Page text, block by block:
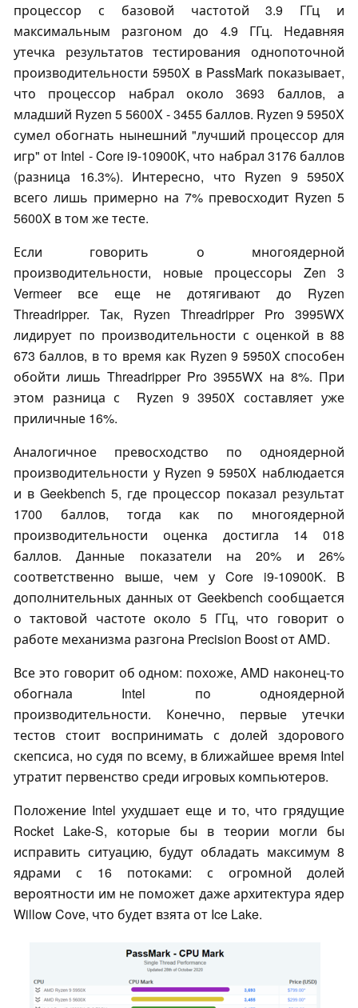
процессор с базовой частотой 3.9 ГГц и
максимальным разгоном до 4.9 ГГц. Недавняя
утечка результатов тестирования однопоточной
производительности 5950X в PassMark показывает,
что процессор набрал около 3693 баллов, а
младший Ryzen 5 5600X - 3455 баллов. Ryzen 9 5950X
сумел обогнать нынешний "лучший процессор для
игр" от Intel - Core i9-10900K, что набрал 3176 баллов
(разница 16.3%). Интересно, что Ryzen 9 5950X
всего лишь примерно на 7% превосходит Ryzen 5
5600X в том же тесте.
Если говорить о многоядерной
производительности, новые процессоры Zen 3
Vermeer все еще не дотягивают до Ryzen
Threadripper. Так, Ryzen Threadripper Pro 3995WX
лидирует по производительности с оценкой в 88
673 баллов, в то время как Ryzen 9 5950X способен
обойти лишь Threadripper Pro 3955WX на 8%. При
этом разница с Ryzen 9 3950X составляет уже
приличные 16%.
Аналогичное превосходство по одноядерной
производительности у Ryzen 9 5950X наблюдается
и в Geekbench 5, где процессор показал результат
1700 баллов, тогда как по многоядерной
производительности оценка достигла 14 018
баллов. Данные показатели на 20% и 26%
соответственно выше, чем у Core i9-10900K. В
дополнительных данных от Geekbench сообщается
о тактовой частоте около 5 ГГц, что говорит о
работе механизма разгона Precision Boost от AMD.
Все это говорит об одном: похоже, AMD наконец-то
обогнала Intel по одноядерной
производительности. Конечно, первые утечки
тестов стоит воспринимать с долей здорового
скепсиса, но судя по всему, в ближайшее время Intel
утратит первенство среди игровых компьютеров.
Положение Intel ухудшает еще и то, что грядущие
Rocket Lake-S, которые бы в теории могли бы
исправить ситуацию, будут обладать максимум 8
ядрами с 16 потоками: с огромной долей
вероятности им не поможет даже архитектура ядер
Willow Cove, что будет взята от Ice Lake.